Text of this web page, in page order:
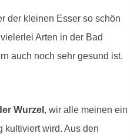
der kleinen Esser so schön
Arten in der Bad
auch noch sehr gesund ist.
Wurzel , wir alle meinen ein
kultiviert wird. Aus den